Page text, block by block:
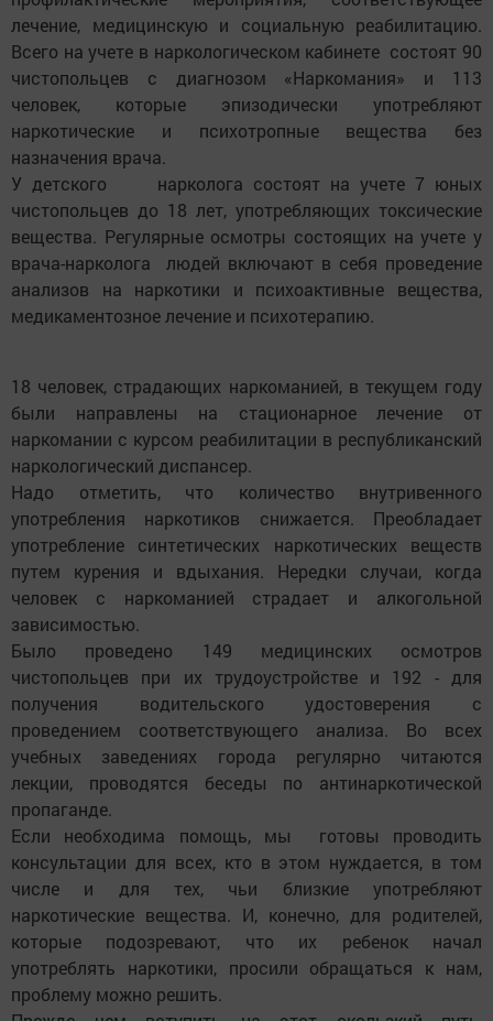
лечение, медицинскую и социальную реабилитацию.
Всего на учете в наркологическом кабинете состоят 90
чистопольцев с диагнозом «Наркомания» и 113
человек, которые эпизодически употребляют
наркотические и психотропные вещества без
назначения врача.
У детского нарколога состоят на учете 7 юных
чистопольцев до 18 лет, употребляющих токсические
вещества. Регулярные осмотры состоящих на учете у
врача-нарколога людей включают в себя проведение
анализов на наркотики и психоактивные вещества,
медикаментозное лечение и психотерапию.
18 человек, страдающих наркоманией, в текущем году
были направлены на стационарное лечение от
наркомании с курсом реабилитации в республиканский
наркологический диспансер.
Надо отметить, что количество внутривенного
употребления наркотиков снижается. Преобладает
употребление синтетических наркотических веществ
путем курения и вдыхания. Нередки случаи, когда
человек с наркоманией страдает и алкогольной
зависимостью.
Было проведено 149 медицинских осмотров
чистопольцев при их трудоустройстве и 192 - для
получения водительского удостоверения с
проведением соответствующего анализа. Во всех
учебных заведениях города регулярно читаются
лекции, проводятся беседы по антинаркотической
пропаганде.
Если необходима помощь, мы готовы проводить
консультации для всех, кто в этом нуждается, в том
числе и для тех, чьи близкие употребляют
наркотические вещества. И, конечно, для родителей,
которые подозревают, что их ребенок начал
употреблять наркотики, просили обращаться к нам,
проблему можно решить.